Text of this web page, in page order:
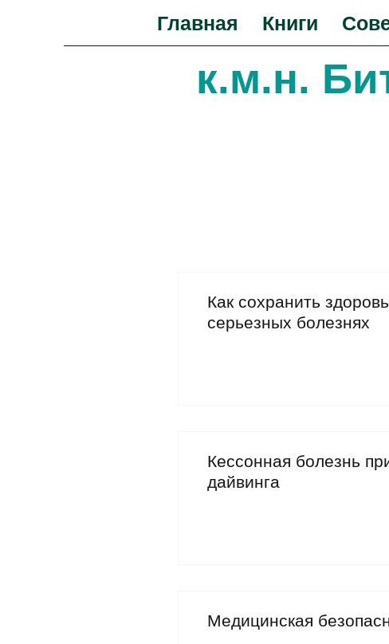
Главная Книги
к.м.н.
Как сохранить
серьезных болезнях
Кессонная болезнь
дайвинга
Медицинская